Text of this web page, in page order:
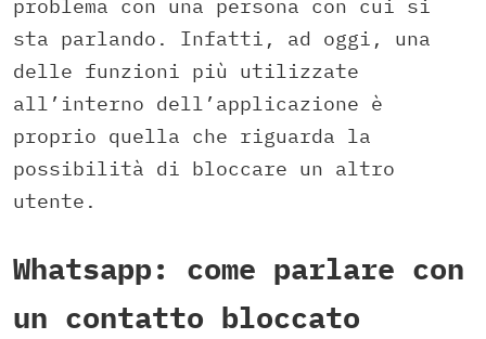
problema con una persona con cui si
sta parlando. Infatti, ad oggi, una
delle funzioni più utilizzate
all’interno dell’applicazione è
proprio quella che riguarda la
possibilità di bloccare un altro
utente.
Whatsapp: come parlare con
un contatto bloccato